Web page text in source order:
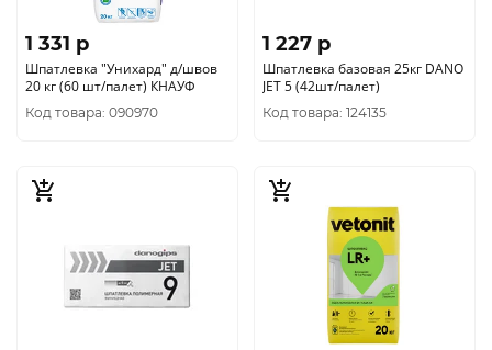
1 331 p
Шпатлевка "Унихард" д/швов
20 кг (60 шт/палет) КНАУФ
Код товара: 090970
1 227 p
Шпатлевка базовая 25кг DANO
JET 5 (42шт/палет)
Код товара: 124135